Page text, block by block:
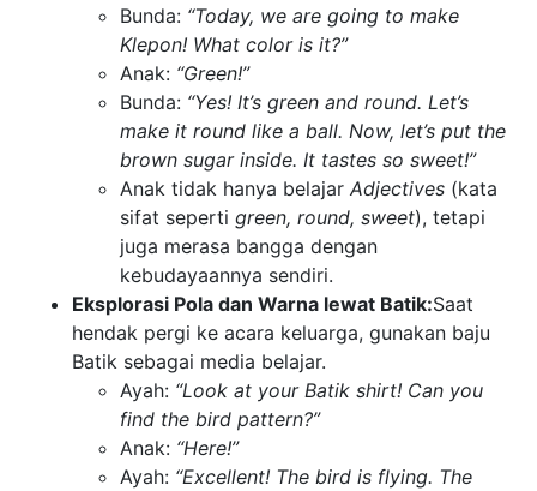
Bunda: “Today, we are going to make
Klepon! What color is it?”
Anak: “Green!”
Bunda: “Yes! It’s green and round. Let’s
make it round like a ball. Now, let’s put the
brown sugar inside. It tastes so sweet!”
Anak tidak hanya belajar Adjectives (kata
sifat seperti green, round, sweet), tetapi
juga merasa bangga dengan
kebudayaannya sendiri.
Eksplorasi Pola dan Warna lewat Batik:Saat
hendak pergi ke acara keluarga, gunakan baju
Batik sebagai media belajar.
Ayah: “Look at your Batik shirt! Can you
find the bird pattern?”
Anak: “Here!”
Ayah: “Excellent! The bird is flying. The